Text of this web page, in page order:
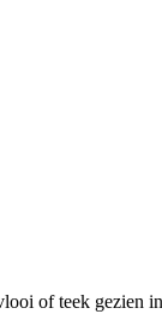
of teek gezien